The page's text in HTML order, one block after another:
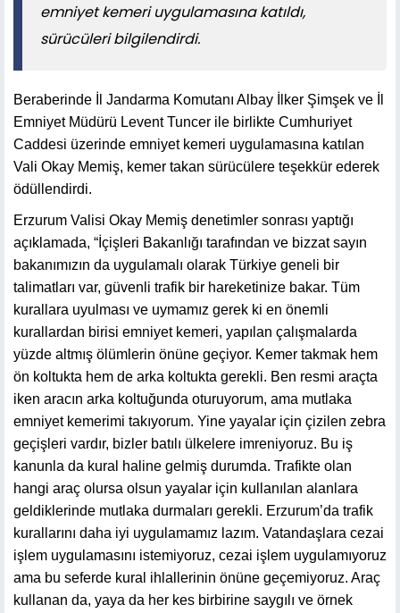
emniyet kemeri uygulamasına katıldı,
sürücüleri bilgilendirdi.
Beraberinde İl Jandarma Komutanı Albay İlker Şimşek ve İl
Emniyet Müdürü Levent Tuncer ile birlikte Cumhuriyet
Caddesi üzerinde emniyet kemeri uygulamasına katılan
Vali Okay Memiş, kemer takan sürücülere teşekkür ederek
ödüllendirdi.
Erzurum Valisi Okay Memiş denetimler sonrası yaptığı
açıklamada, “İçişleri Bakanlığı tarafından ve bizzat sayın
bakanımızın da uygulamalı olarak Türkiye geneli bir
talimatları var, güvenli trafik bir hareketinize bakar. Tüm
kurallara uyulması ve uymamız gerek ki en önemli
kurallardan birisi emniyet kemeri, yapılan çalışmalarda
yüzde altmış ölümlerin önüne geçiyor. Kemer takmak hem
ön koltukta hem de arka koltukta gerekli. Ben resmi araçta
iken aracın arka koltuğunda oturuyorum, ama mutlaka
emniyet kemerimi takıyorum. Yine yayalar için çizilen zebra
geçişleri vardır, bizler batılı ülkelere imreniyoruz. Bu iş
kanunla da kural haline gelmiş durumda. Trafikte olan
hangi araç olursa olsun yayalar için kullanılan alanlara
geldiklerinde mutlaka durmaları gerekli. Erzurum’da trafik
kurallarını daha iyi uygulamamız lazım. Vatandaşlara cezai
işlem uygulamasını istemiyoruz, cezai işlem uygulamıyoruz
ama bu seferde kural ihlallerinin önüne geçemiyoruz. Araç
kullanan da, yaya da her kes birbirine saygılı ve örnek